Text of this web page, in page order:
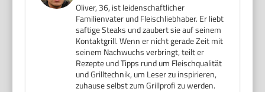
Oliver, 36, ist leidenschaftlicher
Familienvater und Fleischliebhaber. Er liebt
saftige Steaks und zaubert sie auf seinem
Kontaktgrill. Wenn er nicht gerade Zeit mit
seinem Nachwuchs verbringt, teilt er
Rezepte und Tipps rund um Fleischqualität
und Grilltechnik, um Leser zu inspirieren,
zuhause selbst zum Grillprofi zu werden.